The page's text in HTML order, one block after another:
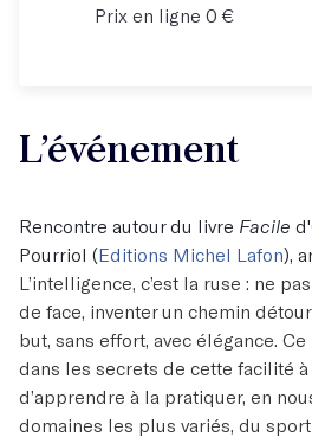
Prix en ligne 0 €
L’événement
Rencontre autour du livre Facile
Pourriol (Editions Michel Lafon),
L’intelligence, c’est la ruse : ne
de face, inventer un chemin
but, sans effort, avec élégance.
dans les secrets de cette facilité
d’apprendre à la pratiquer, en
domaines les plus variés, du sport